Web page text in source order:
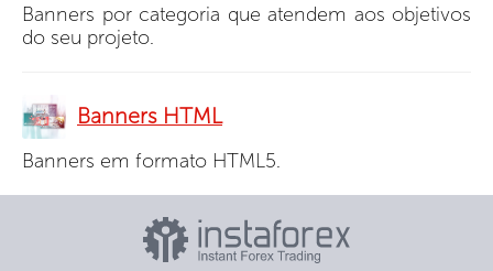
Banners por categoria que atendem aos objetivos
do seu projeto.
Banners HTML
Banners em formato HTML5.